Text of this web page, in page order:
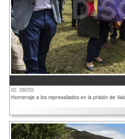
ID: 28055
Homenaje a los represaliados en la prisión de